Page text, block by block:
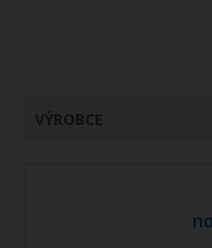
VÝROBCE